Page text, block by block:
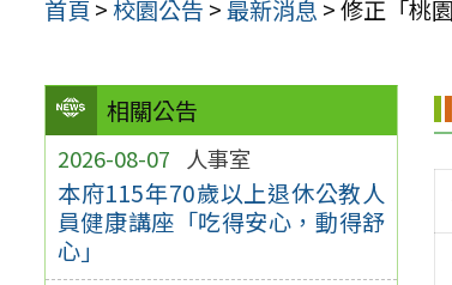
首頁 >校園公告 >最新消息 >修正「桃
相關公告
2026-08-07 人事室
本府115年70歲以上退休公教人
員健康講座「吃得安心，動得舒
心」